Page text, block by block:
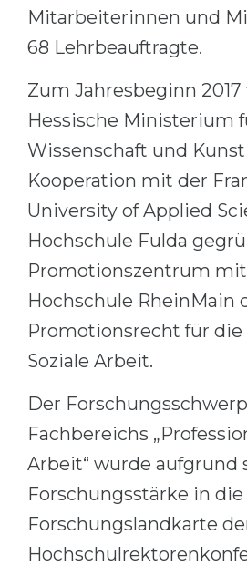
Mitarbeiterinnen und
68 Lehrbeauftragte.
Zum Jahresbeginn 2017
Hessische Ministerium
Wissenschaft und
Kooperation mit der
University of Applied
Hochschule Fulda
Promotionszentrum mit
Hochschule RheinMain
Promotionsrecht für
Soziale Arbeit.
Der
Fachbereichs
Arbeit“ wurde aufgrund
Forschungsstärke in die
Forschungslandkarte